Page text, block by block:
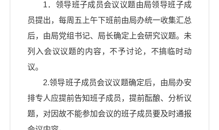
1．领导班子成员会议议题由局领导班子成
员提出，每周五上午下班前由局办统一收集汇总
后，由局党组书记、局长确定上会研究议题。未
列入会议议题的内容，不予讨论，不搞临时动
议。
2.领导班子成员会议议题确定后，由局办安
排专人应提前告知班子成员，提前酝酿、分析议
题，对因故不能参加会议的班子成员要及时通报